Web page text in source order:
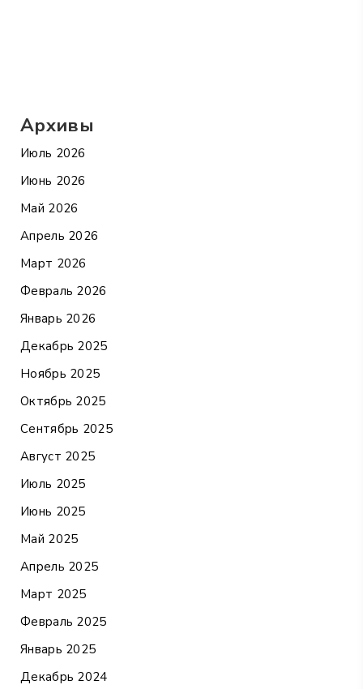
Архивы
Июль 2026
Июнь 2026
Май 2026
Апрель 2026
Март 2026
Февраль 2026
Январь 2026
Декабрь 2025
Ноябрь 2025
Октябрь 2025
Сентябрь 2025
Август 2025
Июль 2025
Июнь 2025
Май 2025
Апрель 2025
Март 2025
Февраль 2025
Январь 2025
Декабрь 2024